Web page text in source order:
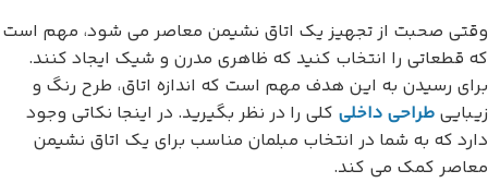
وقتی صحبت از تجهیز یک اتاق نشیمن معاصر می شود، مهم است
که قطعاتی را انتخاب کنید که ظاهری مدرن و شیک ایجاد کنند.
برای رسیدن به این هدف مهم است که اندازه اتاق، طرح رنگ و
زیبایی طراحی داخلی کلی را در نظر بگیرید. در اینجا نکاتی وجود
دارد که به شما در انتخاب مبلمان مناسب برای یک اتاق نشیمن
معاصر کمک می کند.